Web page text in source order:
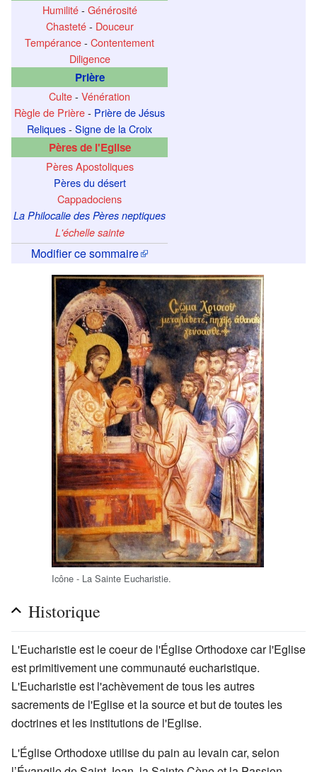
Humilité- Générosité
Chasteté- Douceur
Tempérance- Contentement
Diligence
Prière
Culte- Vénération
Règle de Prière- Prière de Jésus
Reliques- Signe de la Croix
Pères de l'Eglise
Pères Apostoliques
Pères du désert
Cappadociens
La Philocalie des Pères neptiques
L'échelle sainte
Modifier ce sommaire
Icône - La Sainte Eucharistie.
Historique
L'Eucharistie est le coeur de l'Église Orthodoxe car l'Eglise
est primitivement une communauté eucharistique.
L'Eucharistie est l'achèvement de tous les autres
sacrements de l'Eglise et la source et but de toutes les
doctrines et les institutions de l'Eglise.
L'Église Orthodoxe utilise du pain au levain car, selon